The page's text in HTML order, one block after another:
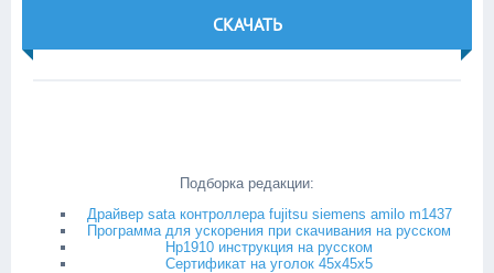
СКАЧАТЬ
Подборка редакции:
Драйвер sata контроллера fujitsu siemens amilo m1437
Программа для ускорения при скачивания на русском
Hp1910 инструкция на русском
Сертификат на уголок 45х45х5